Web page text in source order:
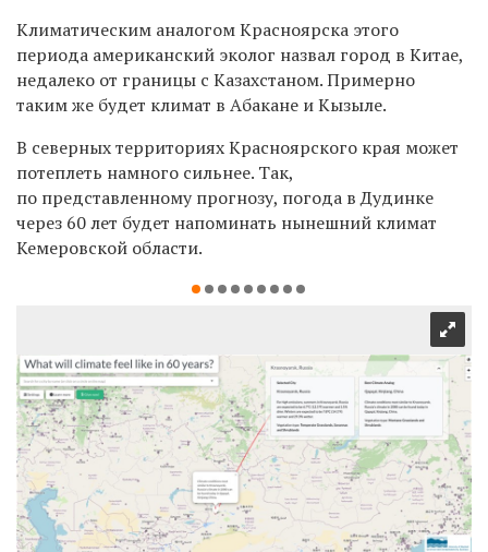
Климатическим аналогом Красноярска этого
периода американский эколог назвал город в Китае,
недалеко от границы с Казахстаном. Примерно
таким же будет климат в Абакане и Кызыле.
В северных территориях Красноярского края может
потеплеть намного сильнее. Так,
по представленному прогнозу, погода в Дудинке
через 60 лет будет напоминать нынешний климат
Кемеровской области.